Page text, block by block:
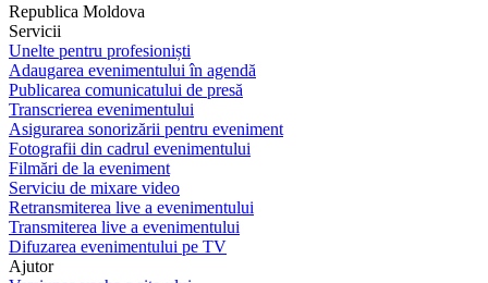
Republica Moldova
Servicii
Unelte pentru profesioniști
Adaugarea evenimentului în agendă
Publicarea comunicatului de presă
Transcrierea evenimentului
Asigurarea sonorizării pentru eveniment
Fotografii din cadrul evenimentului
Filmări de la eveniment
Serviciu de mixare video
Retransmiterea live a evenimentului
Transmiterea live a evenimentului
Difuzarea evenimentului pe TV
Ajutor